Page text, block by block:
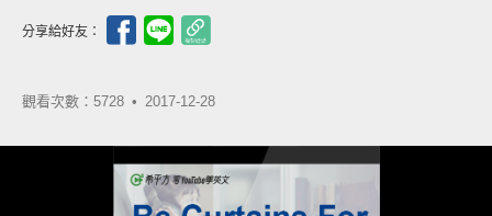
分享給好友：
觀看次數：5728 • 2017-12-28